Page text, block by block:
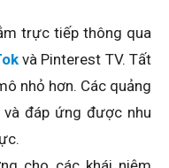
trực tiếp thông qua
và Pinterest TV. Tất
nhỏ hơn. Các quảng
đáp ứng được nhu